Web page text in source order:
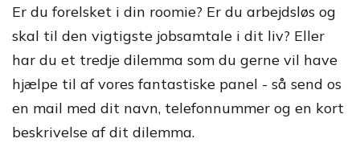
Er du forelsket i din roomie? Er du arbejdsløs og
skal til den vigtigste jobsamtale i dit liv? Eller
har du et tredje dilemma som du gerne vil have
hjælpe til af vores fantastiske panel - så send os
en mail med dit navn, telefonnummer og en kort
beskrivelse af dit dilemma.